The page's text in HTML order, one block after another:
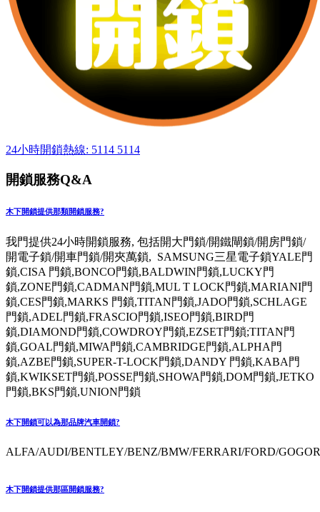
24小時開鎖熱線: 5114 5114
開鎖服務Q&A
木下開鎖提供那類開鎖服務?
我門提供24小時開鎖服務, 包括開大門鎖/開鐵閘鎖/開房門鎖/
開電子鎖/開車門鎖/開夾萬鎖, SAMSUNG三星電子鎖YALE門
鎖,CISA 門鎖,BONCO門鎖,BALDWIN門鎖,LUCKY門
鎖,ZONE門鎖,CADMAN門鎖,MUL T LOCK門鎖,MARIANI門
鎖,CES門鎖,MARKS 門鎖,TITAN門鎖,JADO門鎖,SCHLAGE
門鎖,ADEL門鎖,FRASCIO門鎖,ISEO門鎖,BIRD門
鎖,DIAMOND門鎖,COWDROY門鎖,EZSET門鎖;TITAN門
鎖,GOAL門鎖,MIWA門鎖,CAMBRIDGE門鎖,ALPHA門
鎖,AZBE門鎖,SUPER-T-LOCK門鎖,DANDY 門鎖,KABA門
鎖,KWIKSET門鎖,POSSE門鎖,SHOWA門鎖,DOM門鎖,JETKO
門鎖,BKS門鎖,UNION門鎖
木下開鎖可以為那品牌汽車開鎖?
ALFA/AUDI/BENTLEY/BENZ/BMW/FERRARI/FORD/
木下開鎖提供那區開鎖服務?